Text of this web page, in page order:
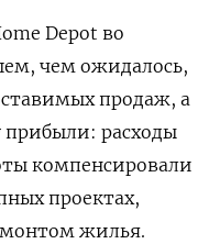
Depot во
чем ожидалось,
продаж, а
прибыли: расходы
компенсировали
проектах,
жилья.